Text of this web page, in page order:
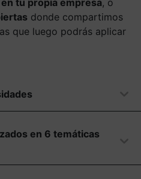
donde compartimos
que luego podrás aplicar
en 6 temáticas